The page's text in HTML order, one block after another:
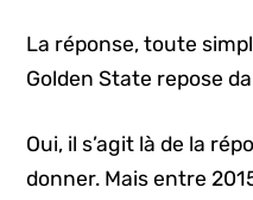
La réponse, toute
Golden State repose
Oui, il s’agit là de la
donner. Mais entre